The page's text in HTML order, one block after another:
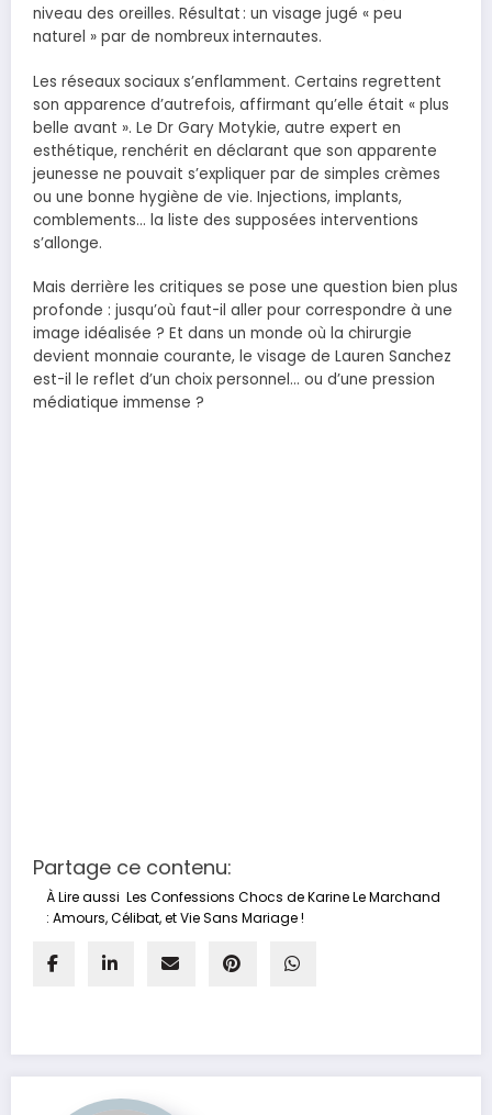
niveau des oreilles. Résultat : un visage jugé « peu
naturel » par de nombreux internautes.
Les réseaux sociaux s’enflamment. Certains regrettent
son apparence d’autrefois, affirmant qu’elle était « plus
belle avant ». Le Dr Gary Motykie, autre expert en
esthétique, renchérit en déclarant que son apparente
jeunesse ne pouvait s’expliquer par de simples crèmes
ou une bonne hygiène de vie. Injections, implants,
comblements… la liste des supposées interventions
s’allonge.
Mais derrière les critiques se pose une question bien plus
profonde : jusqu’où faut-il aller pour correspondre à une
image idéalisée ? Et dans un monde où la chirurgie
devient monnaie courante, le visage de Lauren Sanchez
est-il le reflet d’un choix personnel… ou d’une pression
médiatique immense ?
Partage ce contenu:
À Lire aussi Les Confessions Chocs de Karine Le Marchand
: Amours, Célibat, et Vie Sans Mariage !